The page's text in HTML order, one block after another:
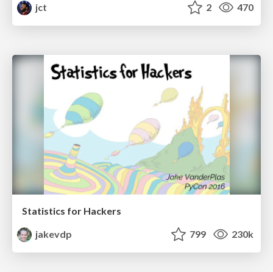
jct
2 470
Statistics for Hackers
jakevdp
799 230k